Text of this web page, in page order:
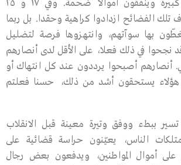
سبيل ذلك جهودا كبيرة وينفقون أموالا ضحمة. وفي ١٧ و ٢٥
الفضائح ازدادوا كراهية وحقدا. بل ربما
بها سوآتهم، وانتهزوها فرصة لتضليل
نجحوا في ذلك فعلا، على الأقل لدى أنصارهم
أنصارهم أصبحوا يرددون عند كل انتهاك أو
يستحقون أشد من ذلك، حسنا فعلتم
ببطء ووفق وتيرة معينة قبل الانقلاب
الناس، يعيّنون حراسة قضائية على
على أموال المواطنين، ويدفعون بعض رجال